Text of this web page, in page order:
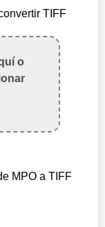
TIFF
o
MPO a TIFF